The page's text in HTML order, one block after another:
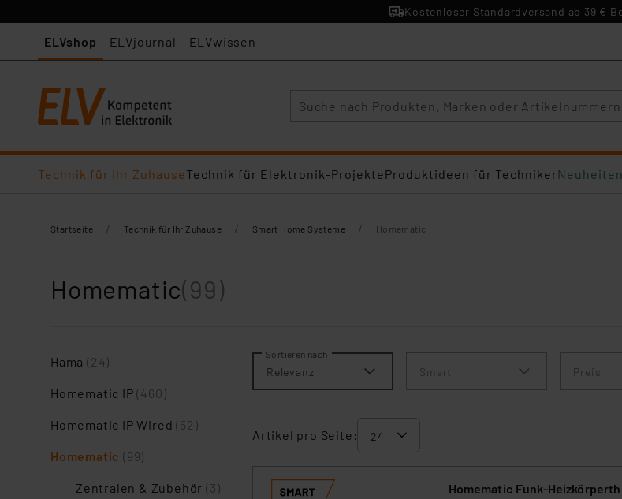
Kostenloser Standardversand ab 39 €
ELVshop ELVjournal ELVwissen
Technik für Ihr ZuhauseTechnik für Elektronik-ProjekteProduktideen für TechnikerNeuheiten
Startseite / Technik für Ihr Zuhause / Smart Home Systeme / Homematic
Homematic(99)
Hama (24)
Homematic IP(460)
Homematic IP Wired(52)
Homematic (99)
Zentralen & Zubehör(3)
Sortieren nach
Relevanz Smart Preis
Artikel pro Seite:
Homematic Funk-